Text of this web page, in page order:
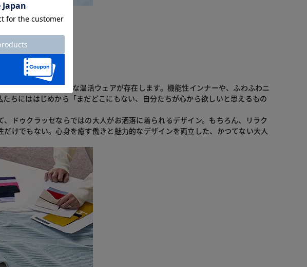
には実にさまざまな温活ウェアが存在します。機能性インナーや、ふわふわニ
ちにははじめから「まだどこにもない、自分たちが心から欲しいと思えるもの
ドゥクラッセならではの大人がお洒落に着られるデザイン。もちろん、リラク
けでもない。心身を癒す働きと魅力的なデザインを両立した、かつてない大人